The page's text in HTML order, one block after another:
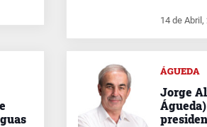
14 de Abril,
ÁGUEDA
Jorge